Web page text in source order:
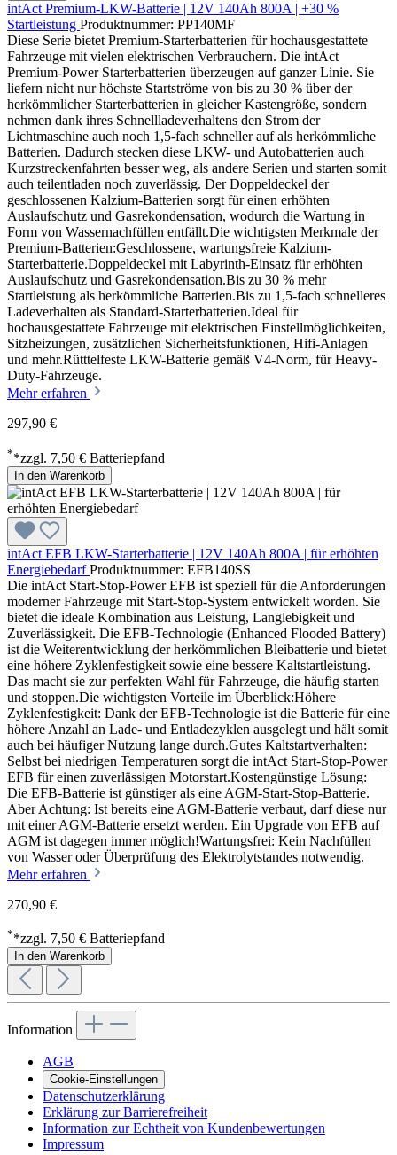
intAct Premium-LKW-Batterie | 12V 140Ah 800A | +30 %
Startleistung Produktnummer: PP140MF
Diese Serie bietet Premium-Starterbatterien für hochausgestattete
Fahrzeuge mit vielen elektrischen Verbrauchern. Die intAct
Premium-Power Starterbatterien überzeugen auf ganzer Linie. Sie
liefern nicht nur höchste Startströme von bis zu 30 % über der
herkömmlicher Starterbatterien in gleicher Kastengröße, sondern
nehmen dank ihres Schnellladeverhaltens den Strom der
Lichtmaschine auch noch 1,5-fach schneller auf als herkömmliche
Batterien. Dadurch stecken diese LKW- und Autobatterien auch
Kurzstreckenfahrten besser weg, als andere Serien und starten somit
auch teilentladen noch zuverlässig. Der Doppeldeckel der
geschlossenen Kalzium-Batterien sorgt für einen erhöhten
Auslaufschutz und Gasrekondensation, wodurch die Wartung in
Form von Wassernachfüllen entfällt.Die wichtigsten Merkmale der
Premium-Batterien:Geschlossene, wartungsfreie Kalzium-
Starterbatterie.Doppeldeckel mit Labyrinth-Einsatz für erhöhten
Auslaufschutz und Gasrekondensation.Bis zu 30 % mehr
Startleistung als herkömmliche Batterien.Bis zu 1,5-fach schnelleres
Ladeverhalten als Standard-Starterbatterien.Ideal für
hochausgestattete Fahrzeuge mit elektrischen Einstellmöglichkeiten,
Sitzheizungen, zusätzlichen Sicherheitsfunktionen, Hifi-Anlagen
und mehr.Rütttelfeste LKW-Batterie gemäß V4-Norm, für Heavy-
Duty-Fahrzeuge.
Mehr erfahren
297,90 €
**zzgl. 7,50 € Batteriepfand
In den Warenkorb
intAct EFB LKW-Starterbatterie | 12V 140Ah 800A | für erhöhten
EnergiebedarfProduktnummer: EFB140SS
Die intAct Start-Stop-Power EFB ist speziell für die Anforderungen
moderner Fahrzeuge mit Start-Stop-System entwickelt worden. Sie
bietet die ideale Kombination aus Leistung, Langlebigkeit und
Zuverlässigkeit. Die EFB-Technologie (Enhanced Flooded Battery)
ist die Weiterentwicklung der herkömmlichen Bleibatterie und bietet
eine höhere Zyklenfestigkeit sowie eine bessere Kaltstartleistung.
Das macht sie zur perfekten Wahl für Fahrzeuge, die häufig starten
und stoppen.Die wichtigsten Vorteile im Überblick:Höhere
Zyklenfestigkeit: Dank der EFB-Technologie ist die Batterie für eine
höhere Anzahl an Lade- und Entladezyklen ausgelegt und hält somit
auch bei häufiger Nutzung lange durch.Gutes Kaltstartverhalten:
Selbst bei niedrigen Temperaturen sorgt die intAct Start-Stop-Power
EFB für einen zuverlässigen Motorstart.Kostengünstige Lösung:
Die EFB-Batterie ist günstiger als eine AGM-Start-Stop-Batterie.
Aber Achtung: Ist bereits eine AGM-Batterie verbaut, darf diese nur
mit einer AGM-Batterie ersetzt werden. Ein Upgrade von EFB auf
AGM ist dagegen immer möglich!Wartungsfrei: Kein Nachfüllen
von Wasser oder Überprüfung des Elektrolytstandes notwendig.
Mehr erfahren
270,90 €
**zzgl. 7,50 € Batteriepfand
In den Warenkorb
Information
AGB
Cookie-Einstellungen
Datenschutzerklärung
Erklärung zur Barrierefreiheit
Information zur Echtheit von Kundenbewertungen
Impressum